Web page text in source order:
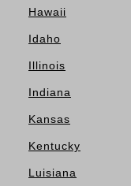
Hawaii
Idaho
Illinois
Indiana
Kansas
Kentucky
Luisiana